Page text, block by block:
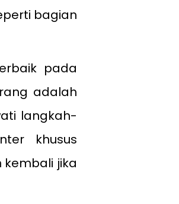
bagian
pada
adalah
langkah-
khusus
jika